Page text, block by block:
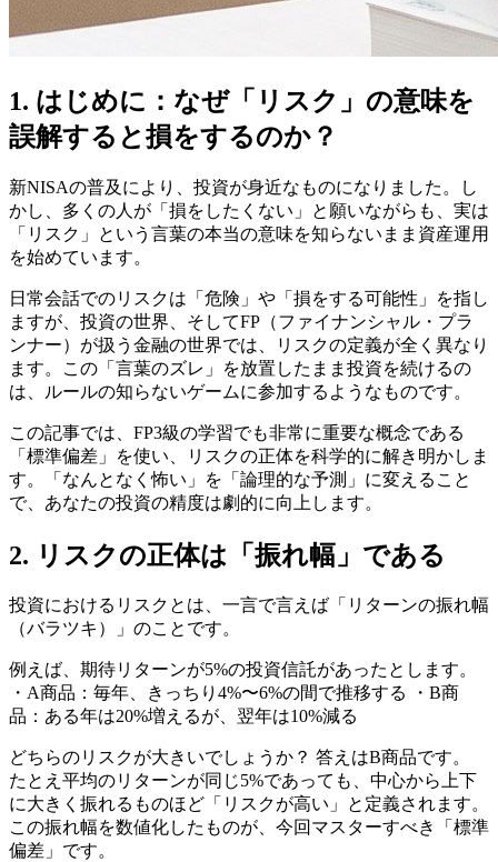
1. はじめに：なぜ「リスク」の意味を
誤解すると損をするのか？
新NISAの普及により、投資が身近なものになりました。し
かし、多くの人が「損をしたくない」と願いながらも、実は
「リスク」という言葉の本当の意味を知らないまま資産運用
を始めています。
日常会話でのリスクは「危険」や「損をする可能性」を指し
ますが、投資の世界、そしてFP（ファイナンシャル・プラ
ンナー）が扱う金融の世界では、リスクの定義が全く異なり
ます。この「言葉のズレ」を放置したまま投資を続けるの
は、ルールの知らないゲームに参加するようなものです。
この記事では、FP3級の学習でも非常に重要な概念である
「標準偏差」を使い、リスクの正体を科学的に解き明かしま
す。「なんとなく怖い」を「論理的な予測」に変えること
で、あなたの投資の精度は劇的に向上します。
2. リスクの正体は「振れ幅」である
投資におけるリスクとは、一言で言えば「リターンの振れ幅
（バラツキ）」のことです。
例えば、期待リターンが5%の投資信託があったとします。
・A商品：毎年、きっちり4%〜6%の間で推移する ・B商
品：ある年は20%増えるが、翌年は10%減る
どちらのリスクが大きいでしょうか？ 答えはB商品です。
たとえ平均のリターンが同じ5%であっても、中心から上下
に大きく振れるものほど「リスクが高い」と定義されます。
この振れ幅を数値化したものが、今回マスターすべき「標準
偏差」です。